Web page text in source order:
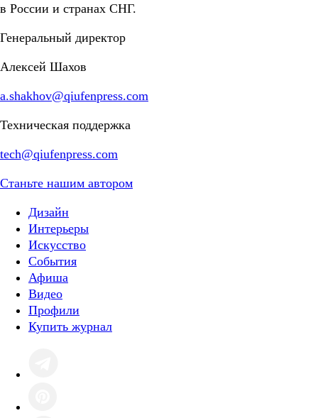
в России и странах СНГ.
Генеральный директор
Алексей Шахов
a.shakhov@qiufenpress.com
Техническая поддержка
tech@qiufenpress.com
Станьте нашим автором
Дизайн
Интерьеры
Искусство
События
Афиша
Видео
Профили
Купить журнал